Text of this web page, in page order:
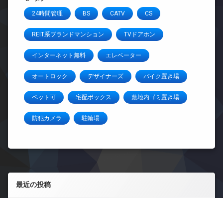
24時間管理 BS CATV CS
REIT系ブランドマンション TVドアホン
インターネット無料 エレベーター
オートロック デザイナーズ バイク置き場
ペット可 宅配ボックス 敷地内ゴミ置き場
防犯カメラ 駐輪場
左サイドバー
最近の投稿